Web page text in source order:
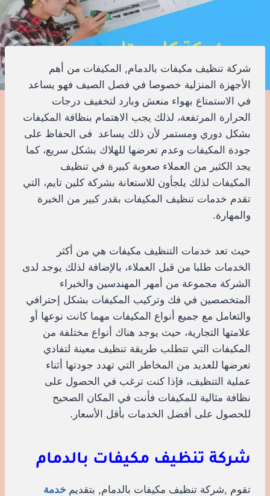
شركة تنظيف مكيفات بالدمام, المكيفات من أهم
الأجهزة المنزلية خصوصا في فصل الصيف فهو يساعد
في الاستمتاع بهواء منعش وبارد لتخفيف درجات
الحرارة المرتفعة، لذلك يجب الاهتمام بنظافة المكيفات
بشكل دوري ومستمر لأن ذلك يساعد فى الحفاظ على
جودة المكيفات وعدم تعرضها للهلاك بشكل سريع، كما
يجد الكثير من العملاء صعوبة كبيرة في تنظيف
المكيفات لذلك يلجأون للاستعانة بشركة كلين تايم، التي
تقدم خدمات تنظيف المكيفات بقدر كبير من الخبرة
والمهارة.
حيث تعد خدمات التنظيف مكيفات هي من أكثر
الخدمات طلبا من قبل العملاء، بالإضافة لذلك يوجد لدى
الشركة مجموعة من أمهر المهندسين والخبراء
المتخصصين في فك وتركيب المكيفات بشكل إحترافي
والتعامل مع جميع أنواع المكيفات مهما كانت نوعها أو
علامتها التجارية، حيث يوجد هناك أنواع مختلفة من
المكيفات التي تتطلب طريقة تنظيف معينة لتفادي
تعرضها للعديد من المخاطر التي تهدد جودتها أثناء
عملية التنظيف، فإذا كنت ترغب في الحصول على
نظافة مثالية للمكيفات فأنت في المكان الصحيح
للحصول على أفضل الخدمات بأقل الأسعار.
شركة تنظيف مكيفات بالدمام
تقوم ,شركة تنظيف مكيفات بالدمام, بتقديم خدمة